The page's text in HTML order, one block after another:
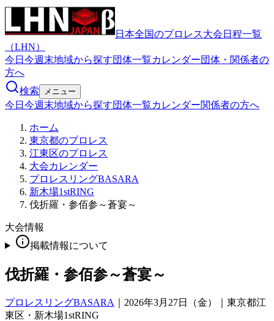
日本全国のプロレス大会日程一覧
（LHN）
今日 今週末地域から探す団体一覧カレンダー団体・関係者の
方へ
検索
メニュー
今日 今週末地域から探す団体一覧カレンダー関係者の方へ
ホーム
東京都のプロレス
江東区のプロレス
大会カレンダー
プロレスリングBASARA
新木場1stRING
伐折羅・参佰参～蒼宴～
大会情報
掲載情報について
伐折羅・参佰参～蒼宴～
プロレスリングBASARA
2026年3月27日（金）｜東京都江
東区・新木場1stRING